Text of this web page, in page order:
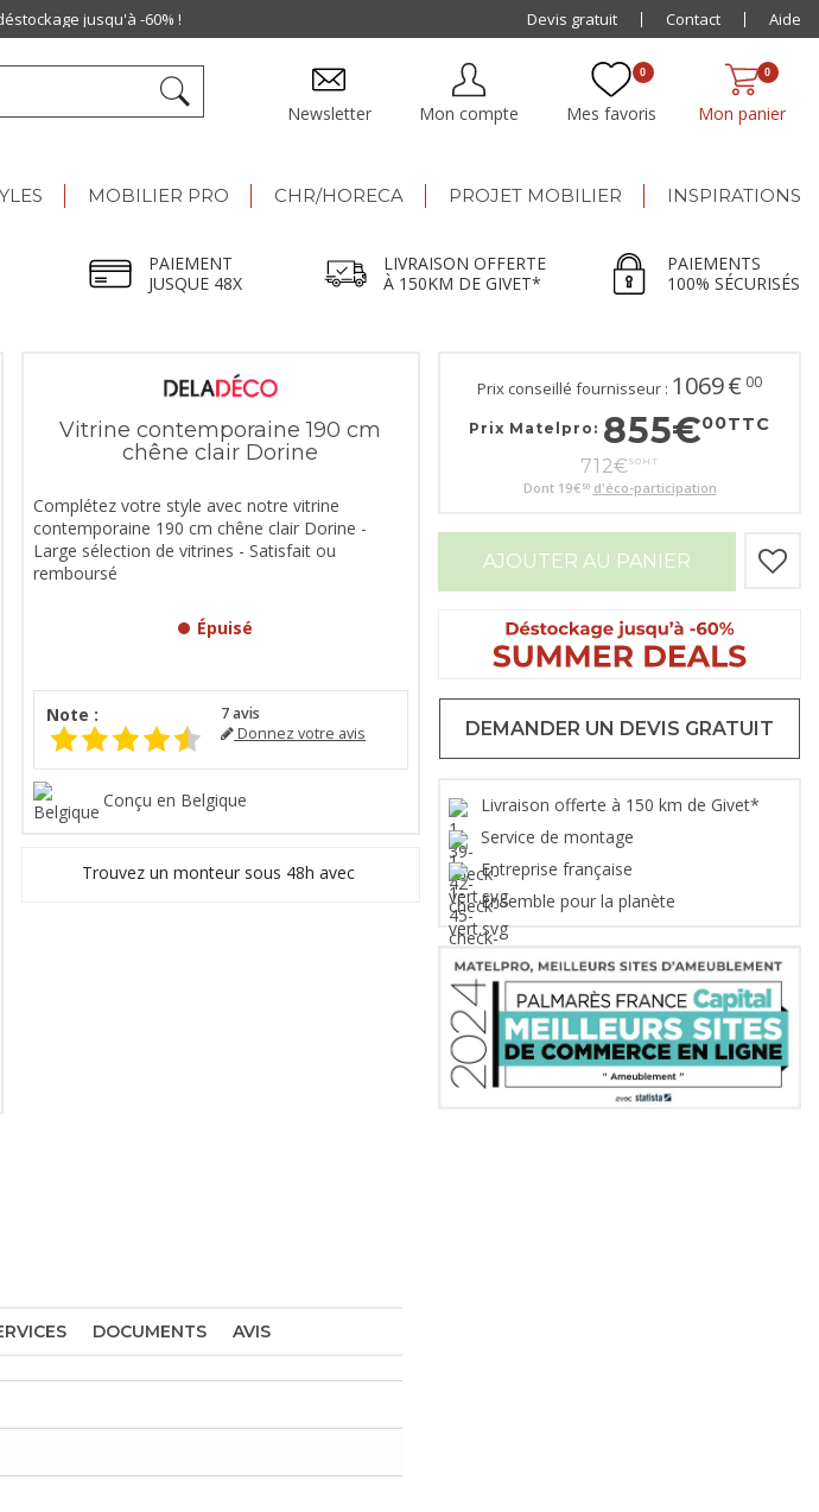
Mon panier
0
Mes favoris
0
Mon compte
Newsletter
MOBILIER PRO CHR/HORECA PROJET MOBILIER INSPIRATIONS
PAIEMENT
JUSQUE 48X
LIVRAISON OFFERTE
À 150KM DE GIVET*
PAIEMENTS
100% SÉCURISÉS
Vitrine contemporaine 190 cm
chêne clair Dorine
Complétez votre style avec notre vitrine
contemporaine 190 cm chêne clair Dorine -
Large sélection de vitrines - Satisfait ou
remboursé
Épuisé
Note : 7avis
Donnez votre avis
Conçu en Belgique
Trouvez un monteur sous 48h avec
DOCUMENTS AVIS
Prix conseillé fournisseur : 1069€ 00
Prix Matelpro: 855€00TTC
712€50 HT
Dont 19€ 50 d'éco-participation
AJOUTER AU PANIER
DEMANDER UN DEVIS GRATUIT
Livraison offerte à 150 km de Givet*
Service de montage
Entreprise française
Ensemble pour la planète
jusqu'à48x Livraison offerte dès 500€ jusqu'à 150km de Givet
Devis gratuit Contact Aide